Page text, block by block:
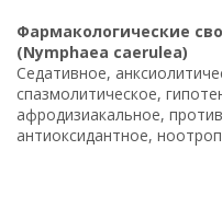
Фармакологические
(Nymphaea caerulea)
Седативное,
спазмолитическое,
афродизиакальное,
антиоксидантное,